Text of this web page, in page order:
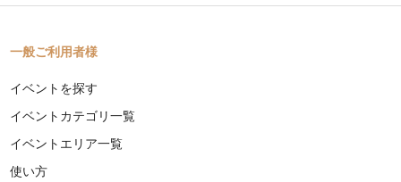
一般ご利用者様
イベントを探す
イベントカテゴリ一覧
イベントエリア一覧
使い方